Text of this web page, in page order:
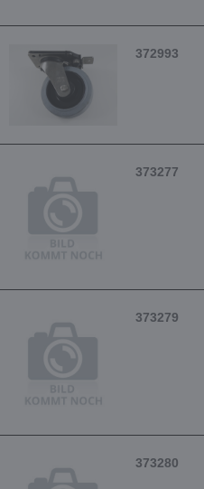
372993
373277
373279
373280